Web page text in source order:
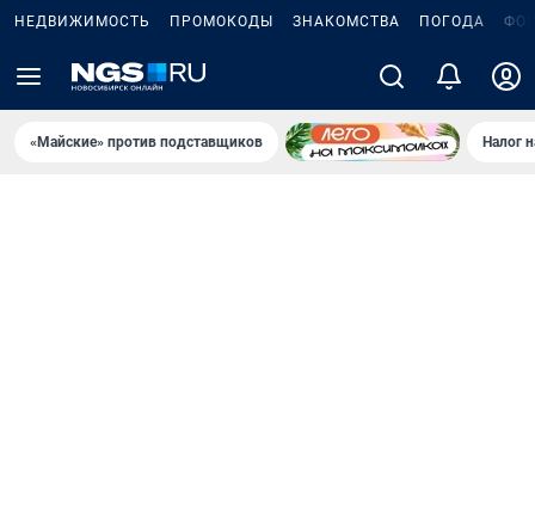
НЕДВИЖИМОСТЬ ПРОМОКОДЫ ЗНАКОМСТВА ПОГОДА
«Майские» против подставщиков Налог